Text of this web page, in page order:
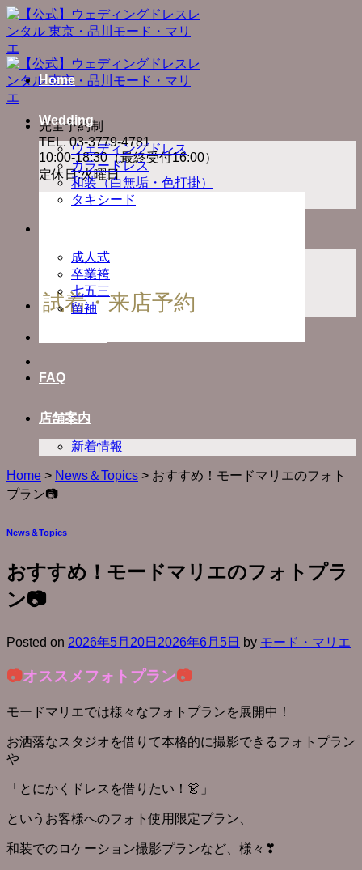
Skip
to
content
完全予約制
TEL. 03-3779-4781
10:00-18:30（最終受付16:00）
定休日:火曜日
試着・来店予約
Home
Wedding
ウェディングドレス
カラードレス
和装（白無垢・色打掛）
タキシード
成人式
卒業袴
七五三
留袖
FAQ
店舗案内
新着情報
Home > News＆Topics > おすすめ！モードマリエのフォト
プラン📷
News＆Topics
おすすめ！モードマリエのフォトプラ
ン📷
Posted on 2026年5月20日 2026年6月5日 by モード・マリエ
📷オススメフォトプラン📷
モードマリエでは様々なフォトプランを展開中！
お洒落なスタジオを借りて本格的に撮影できるフォトプラン
や
「とにかくドレスを借りたい！👗」
というお客様へのフォト使用限定プラン、
和装でのロケーション撮影プランなど、様々❣